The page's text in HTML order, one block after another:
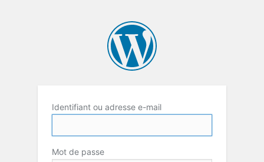
Identifiant ou adresse e-mail
Mot de passe